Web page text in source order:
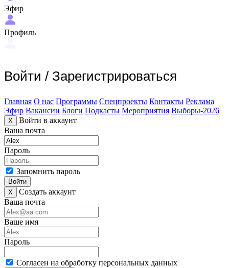
Эфир
Профиль
Войти / Зарегистрироваться
Главная О нас Программы Спецпроекты Контакты Реклама
Эфир Вакансии Блоги Подкасты Мероприятия Выборы-2026
X
Войти в аккаунт
Ваша почта
Пароль
Запомнить пароль
Войти
X
Создать аккаунт
Ваша почта
Ваше имя
Пароль
Согласен на обработку персональных данных